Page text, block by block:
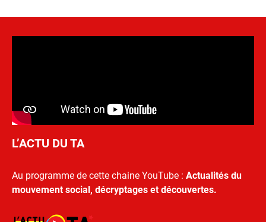
L’ACTU DU TA
Au programme de cette chaine YouTube : Actualités du
mouvement social, décryptages et découvertes.